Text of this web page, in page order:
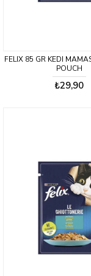
FELIX 85 GR KEDI
POUCH
₺29,90